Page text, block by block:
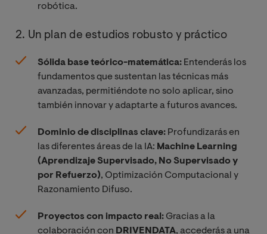
robótica.
2. Un plan de estudios robusto y práctico
Sólida base teórico-matemática: Entenderás los
fundamentos que sustentan las técnicas más
avanzadas, permitiéndote no solo aplicar, sino
también innovar y adaptarte a futuros avances.
Dominio de disciplinas clave: Profundizarás en
las diferentes áreas de la IA: Machine Learning
(Aprendizaje Supervisado, No Supervisado y
por Refuerzo), Optimización Computacional y
Razonamiento Difuso.
Proyectos con impacto real: Gracias a la
colaboración con DRIVENDATA, accederás a una